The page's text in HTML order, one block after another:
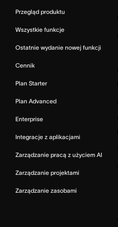
Przegląd produktu
Wszystkie funkcje
Ostatnie wydanie nowej funkcji
Cennik
Plan Starter
Plan Advanced
Enterprise
Integracje z aplikacjami
Zarządzanie pracą z użyciem AI
Zarządzanie projektami
Zarządzanie zasobami